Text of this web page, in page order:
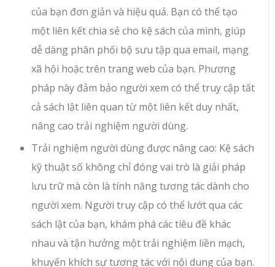
của bạn đơn giản và hiệu quả. Bạn có thể tạo
một liên kết chia sẻ cho kệ sách của mình, giúp
dễ dàng phân phối bộ sưu tập qua email, mạng
xã hội hoặc trên trang web của bạn. Phương
pháp này đảm bảo người xem có thể truy cập tất
cả sách lật liên quan từ một liên kết duy nhất,
nâng cao trải nghiệm người dùng.
Trải nghiệm người dùng được nâng cao: Kệ sách
kỹ thuật số không chỉ đóng vai trò là giải pháp
lưu trữ mà còn là tính năng tương tác dành cho
người xem. Người truy cập có thể lướt qua các
sách lật của bạn, khám phá các tiêu đề khác
nhau và tận hưởng một trải nghiệm liền mạch,
khuyến khích sự tương tác với nội dung của bạn.